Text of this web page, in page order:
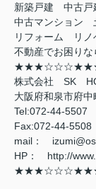
新築戸建 中古
中古マンション
リフォーム リ
不動産でお困りな
株式会社 SK
大阪府和泉市府
Tel:072-44-5507
Fax:072-44-5508
mail：
HP： http://